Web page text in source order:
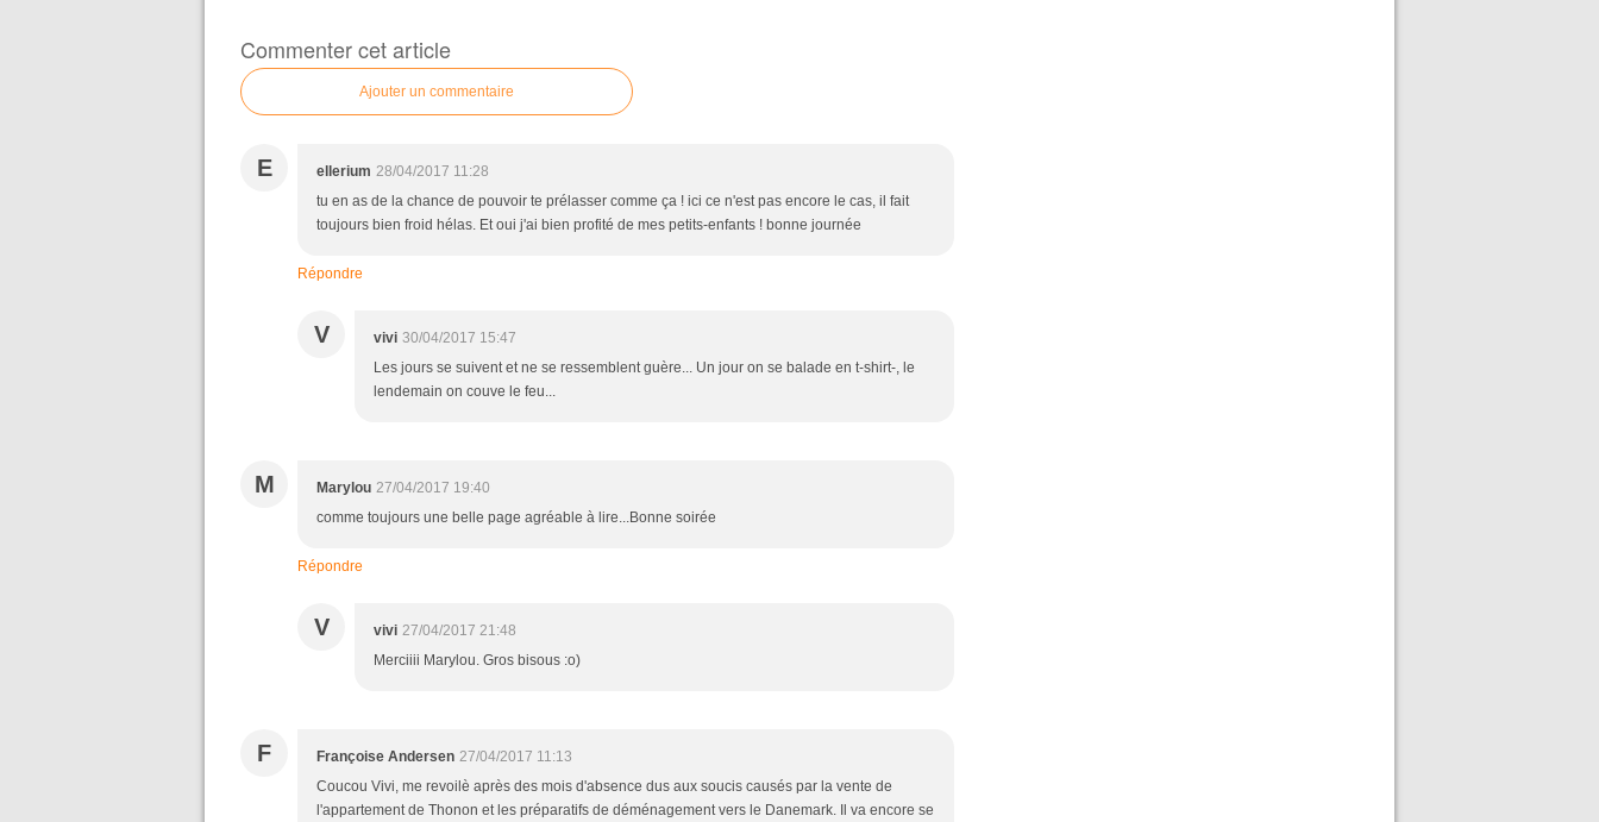
Commenter cet article
Ajouter un commentaire
E ellerium 28/04/2017 11:28
tu en as de la chance de pouvoir te prélasser comme ça ! ici ce n'est pas encore le cas, il fait
toujours bien froid hélas. Et oui j'ai bien profité de mes petits-enfants ! bonne journée
Répondre
V vivi 30/04/2017 15:47
Les jours se suivent et ne se ressemblent guère... Un jour on se balade en t-shirt-, le
lendemain on couve le feu...
M Marylou 27/04/2017 19:40
comme toujours une belle page agréable à lire...Bonne soirée
Répondre
V vivi 27/04/2017 21:48
Merciiii Marylou. Gros bisous :o)
F Françoise Andersen 27/04/2017 11:13
Coucou Vivi, me revoilè après des mois d'absence dus aux soucis causés par la vente de
l'appartement de Thonon et les préparatifs de déménagement vers le Danemark. Il va encore se